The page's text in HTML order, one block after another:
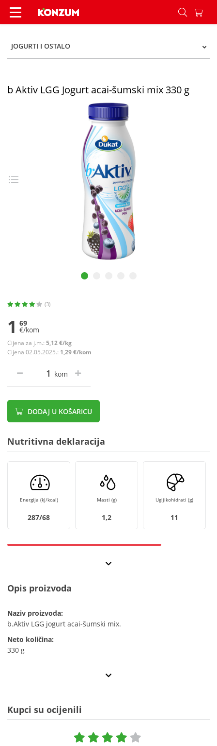
b Aktiv LGG Jogurt acai-šumski mix 330 g -
JOGURTI I OSTALO
b Aktiv LGG Jogurt acai-šumski mix 330 g
(3)
1 69
€/kom
Cijena za j.m.: 5,12 €/kg
Cijena 02.05.2025.: 1,29 €/kom
kom
DODAJ U KOŠARICU
Nutritivna deklaracija
Energija (kJ/kcal)
287/68
Masti (g)
1,2
Ugljikohidrati (g)
11
Opis proizvoda
Naziv proizvoda:
b.Aktiv LGG jogurt acai-šumski mix.
Neto količina:
330 g
Kupci su ocijenili